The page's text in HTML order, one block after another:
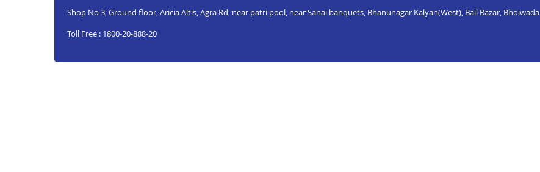
Shop No 3, Ground floor, Aricia Altis, Agra Rd, near patri pool, near Sanai banquets, Bhanunagar Kalyan(West), Bail Bazar, Bhoiwada
Toll Free : 1800-20-888-20